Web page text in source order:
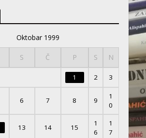
Oktobar 1999
S Č P S N
1 2 3
6 7 8 9
1
0
13 14 15
1
6
1
7